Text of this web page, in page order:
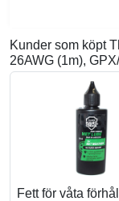
Kunder som köpt
26AWG (1m),
Fett för våta